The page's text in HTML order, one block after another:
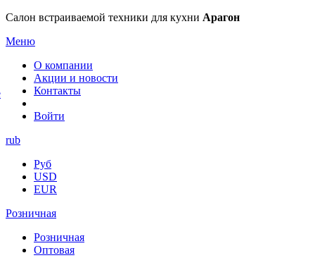
Салон встраиваемой техники для кухни Арагон
Меню
О компании
Акции и новости
Контакты
Войти
rub
Руб
USD
EUR
Розничная
Розничная
Оптовая